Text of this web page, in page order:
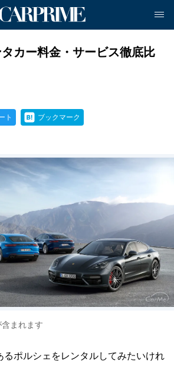
カー料金・サービス徹底比
ト ブックマーク
まれます
るポルシェをレンタルしてみたいけれ